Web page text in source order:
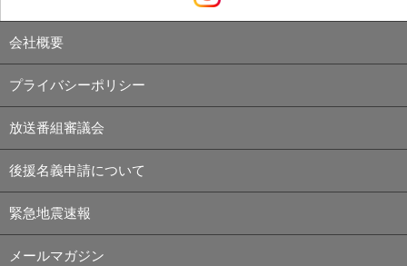
会社概要
プライバシーポリシー
放送番組審議会
後援名義申請について
緊急地震速報
メールマガジン